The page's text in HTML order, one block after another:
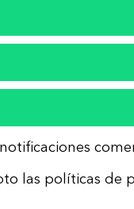
las políticas de